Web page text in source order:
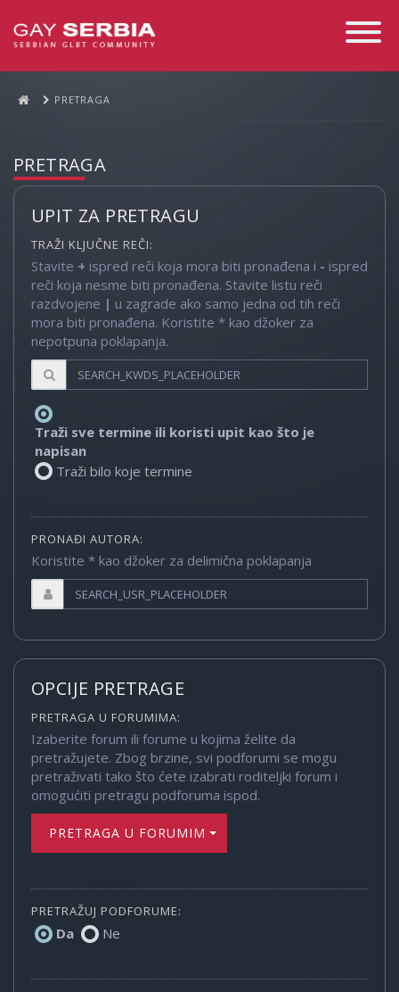
Toggle
PRETRAGA
PRETRAGA
UPIT ZA PRETRAGU
TRAŽI KLJUČNE REČI:
Stavite + ispred reči koja mora biti pronađena i - ispred
reči koja nesme biti pronađena. Stavite listu reči
razdvojene | u zagrade ako samo jedna od tih reči
mora biti pronađena. Koristite * kao džoker za
nepotpuna poklapanja.
Traži sve termine ili koristi upit kao što je
napisan
Traži bilo koje termine
PRONAĐI AUTORA:
Koristite * kao džoker za delimična poklapanja
OPCIJE PRETRAGE
PRETRAGA U FORUMIMA:
Izaberite forum ili forume u kojima želite da
pretražujete. Zbog brzine, svi podforumi se mogu
pretraživati tako što ćete izabrati roditeljki forum i
omogućiti pretragu podforuma ispod.
PRETRAGA U FORUMIMA
PRETRAŽUJ PODFORUME:
Da Ne